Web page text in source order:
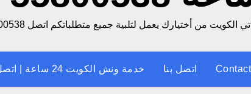
الكويت من أختيارك يعمل لتلبية جميع متطلباتكم اتصل 55800538
Contact اتصل بنا خدمة ونش الكويت 24 ساعة | اتصل الان